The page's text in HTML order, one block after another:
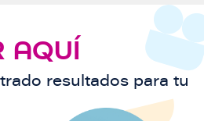
AQUÍ
resultados para tu